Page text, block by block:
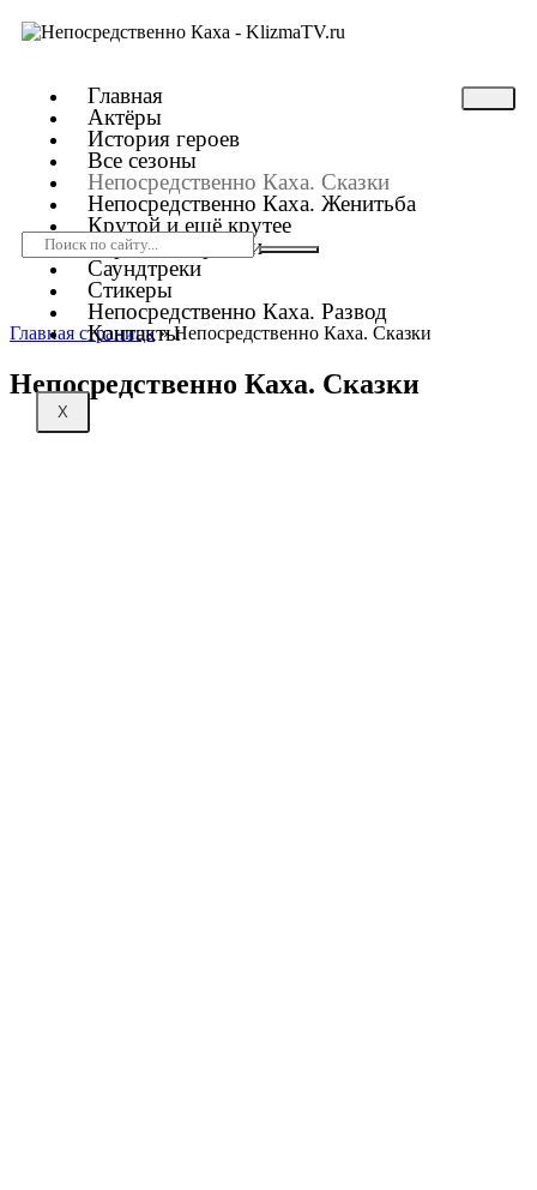
Главная
Актёры
История героев
Все сезоны
Непосредственно Каха. Сказки
Непосредственно Каха. Женитьба
Крутой и ещё крутее
Короткометражки
Саундтреки
Стикеры
Непосредственно Каха. Развод
Контакты
X
Главная страница»Непосредственно Каха. Сказки
Непосредственно Каха. Сказки